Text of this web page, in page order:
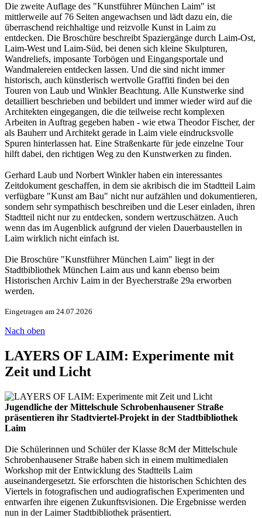
Die zweite Auflage des "Kunstführer München Laim" ist
mittlerweile auf 76 Seiten angewachsen und lädt dazu ein, die
überraschend reichhaltige und reizvolle Kunst in Laim zu
entdecken. Die Broschüre beschreibt Spaziergänge durch Laim-Ost,
Laim-West und Laim-Süd, bei denen sich kleine Skulpturen,
Wandreliefs, imposante Torbögen und Eingangsportale und
Wandmalereien entdecken lassen. Und die sind nicht immer
historisch, auch künstlerisch wertvolle Graffiti finden bei den
Touren von Laub und Winkler Beachtung. Alle Kunstwerke sind
detailliert beschrieben und bebildert und immer wieder wird auf die
Architekten eingegangen, die die teilweise recht komplexen
Arbeiten in Auftrag gegeben haben - wie etwa Theodor Fischer, der
als Bauherr und Architekt gerade in Laim viele eindrucksvolle
Spuren hinterlassen hat. Eine Straßenkarte für jede einzelne Tour
hilft dabei, den richtigen Weg zu den Kunstwerken zu finden.
Gerhard Laub und Norbert Winkler haben ein interessantes
Zeitdokument geschaffen, in dem sie akribisch die im Stadtteil Laim
verfügbare "Kunst am Bau" nicht nur aufzählen und dokumentieren,
sondern sehr sympathisch beschreiben und die Leser einladen, ihren
Stadtteil nicht nur zu entdecken, sondern wertzuschätzen. Auch
wenn das im Augenblick aufgrund der vielen Dauerbaustellen in
Laim wirklich nicht einfach ist.
Die Broschüre "Kunstführer München Laim" liegt in der
Stadtbibliothek München Laim aus und kann ebenso beim
Historischen Archiv Laim in der Byecherstraße 29a erworben
werden.
Eingetragen am 24.07.2026
Nach oben
LAYERS OF LAIM: Experimente mit
Zeit und Licht
Jugendliche der Mittelschule Schrobenhausener Straße
präsentieren ihr Stadtviertel-Projekt in der Stadtbibliothek
Laim
Die Schülerinnen und Schüler der Klasse 8cM der Mittelschule
Schrobenhausener Straße haben sich in einem multimedialen
Workshop mit der Entwicklung des Stadtteils Laim
auseinandergesetzt. Sie erforschten die historischen Schichten des
Viertels in fotografischen und audiografischen Experimenten und
entwarfen ihre eigenen Zukunftsvisionen. Die Ergebnisse werden
nun in der Laimer Stadtbibliothek präsentiert.